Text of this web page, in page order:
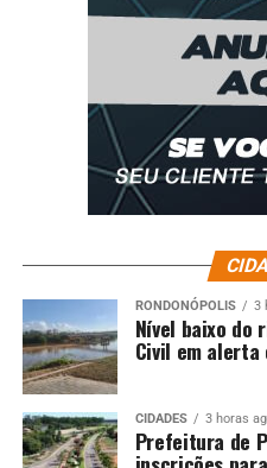
RONDONÓPOLIS 3
Nível baixo do
Civil em alerta
CIDADES 3 horas
Prefeitura de